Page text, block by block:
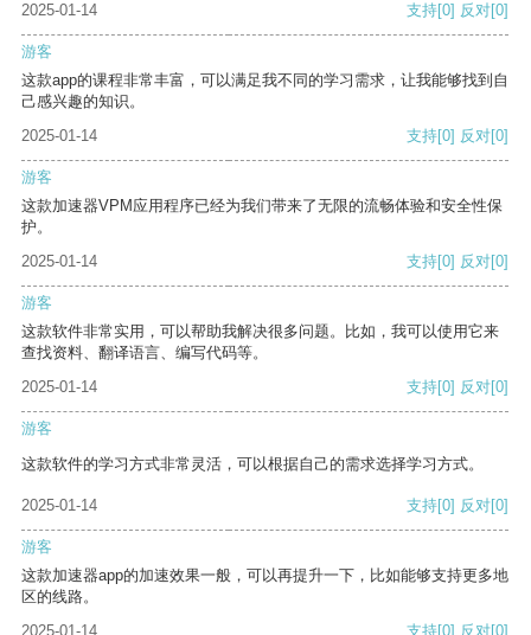
2025-01-14
支持[0] 反对[0]
游客
这款app的课程非常丰富，可以满足我不同的学习需求，让我能够找到自
己感兴趣的知识。
2025-01-14
支持[0] 反对[0]
游客
这款加速器VPM应用程序已经为我们带来了无限的流畅体验和安全性保
护。
2025-01-14
支持[0] 反对[0]
游客
这款软件非常实用，可以帮助我解决很多问题。比如，我可以使用它来
查找资料、翻译语言、编写代码等。
2025-01-14
支持[0] 反对[0]
游客
这款软件的学习方式非常灵活，可以根据自己的需求选择学习方式。
2025-01-14 支持[0] 反对[0]
游客
这款加速器app的加速效果一般，可以再提升一下，比如能够支持更多地
区的线路。
2025-01-14
支持[0] 反对[0]